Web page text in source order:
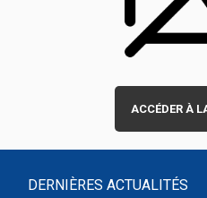
ACCÉDER À
DERNIÈRES ACTUALITÉS